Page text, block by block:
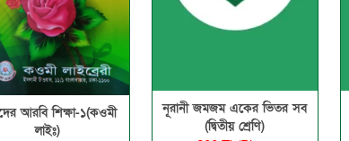
আরবি শিক্ষা-১(কওমী
লাইঃ)
নূরানী জমজম একের ভিতর সব
(দ্বিতীয় শ্রেণি)